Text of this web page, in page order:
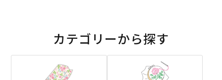
カテゴリーから探す